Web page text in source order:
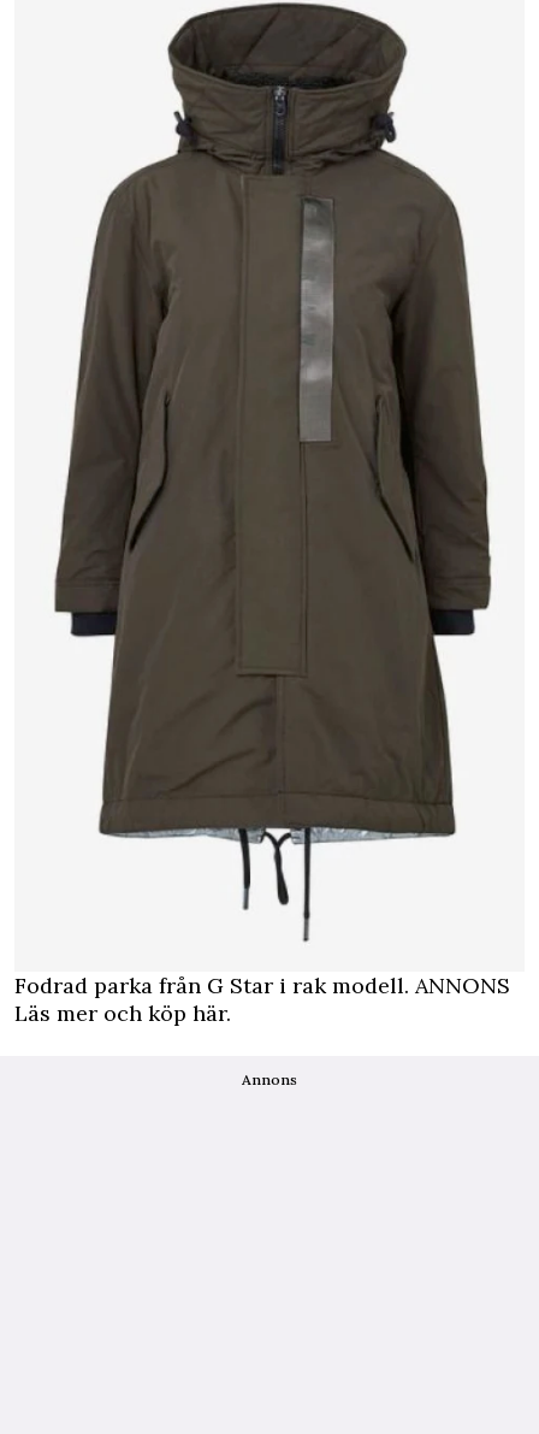
Fodrad parka från G Star i rak modell. ANNONS
Läs mer och köp här.
Annons